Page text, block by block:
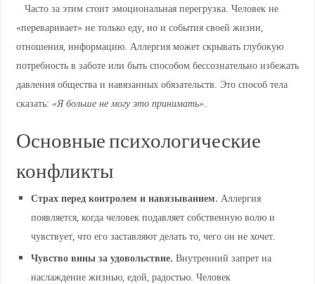
Часто за этим стоит эмоциональная перегрузка. Человек не
«переваривает» не только еду, но и события своей жизни,
отношения, информацию. Аллергия может скрывать глубокую
потребность в заботе или быть способом бессознательно избежать
давления общества и навязанных обязательств. Это способ тела
сказать: «Я больше не могу это принимать»
Основные психологические
конфликты
Страх перед контролем и навязыванием. Аллергия
появляется, когда человек подавляет собственную волю и
чувствует, что его заставляют делать то, чего он не хочет.
Чувство вины за удовольствие. Внутренний запрет на
наслаждение жизнью, едой, радостью. Человек